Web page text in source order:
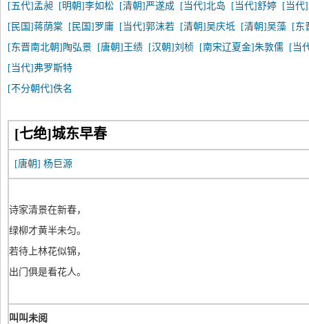
[五代]孟昶
[明朝]李如松 [清朝]严遂成 [当代]北岛 [当代]舒婷
[当代
[民国]蒋荫棠
[民国]罗庸 [当代]郭沫若 [清朝]吴庆坻 [清朝]吴藻
[东
[东晋南北朝]陶弘景
[唐朝]王绩 [汉朝]刘桢 [南宋辽夏金]朱敦儒
[当
[当代]弗罗斯特
[不分朝代]佚名
[七绝]城东早春
[唐朝] 杨巨源
诗家清景在新春，
绿柳才黄半未匀。
若待上林花似锦，
出门俱是看花人。
叫叫未阅